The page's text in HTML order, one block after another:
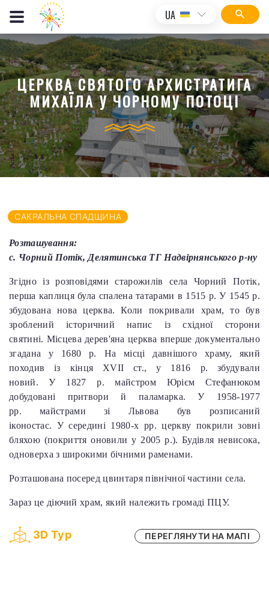
UA
ЦЕРКВА СВЯТОГО АРХИСТРАТИГА
МИХАЇЛА У ЧОРНОМУ ПОТОЦІ
САКРАЛЬНА СПАДЩИНА
Розташування:
с. Чорний Потік, Делятинська ТГ Надвірнянського р-ну
Згідно із розповідями старожилів села Чорний Потік,
перша каплиця була спалена татарами в 1515 р. У 1545 р.
збудована нова церква. Коли покривали храм, то був
зроблений історичний напис із східної сторони
святині. Місцева дерев'яна церква вперше документально
згадана у 1680 р. На місці давнішого храму, який
походив із кінця XVII ст., у 1816 р. збудували
новий. У 1827 р. майстром Юрієм Стефанюком
добудовані притвори й паламарка. У 1958-1977
рр. майстрами зі Львова був розписаний
іконостас. У середині 1980-х рр. церкву покрили зовні
бляхою (покриття оновили у 2005 р.). Будівля невисока,
одноверха з широкими бічними раменами.
Розташована посеред цвинтаря північної частини села.
Зараз це діючий храм, який належить громаді ПЦУ.
3D Тур ПЕРЕГЛЯНУТИ НА МАПІ